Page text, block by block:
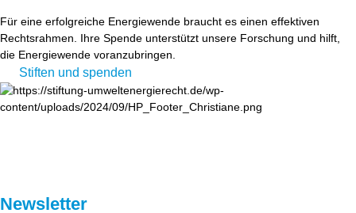
Für eine erfolgreiche Energiewende braucht es einen effektiven
Rechtsrahmen. Ihre Spende unterstützt unsere Forschung und hilft,
die Energiewende voranzubringen.
Stiften und spenden
Newsletter